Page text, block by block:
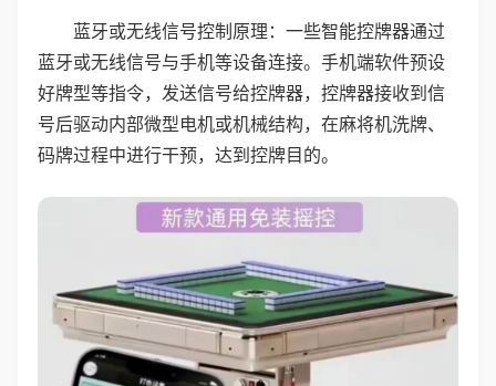
蓝牙或无线信号控制原理：一些智能控牌器通过
蓝牙或无线信号与手机等设备连接。手机端软件预设
好牌型等指令，发送信号给控牌器，控牌器接收到信
号后驱动内部微型电机或机械结构，在麻将机洗牌、
码牌过程中进行干预，达到控牌目的。